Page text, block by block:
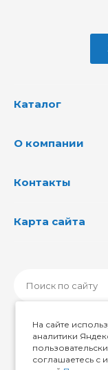
Каталог
О компании
Контакты
Карта сайта
© 2026
На сайте
аналитики
соглашаетесь с